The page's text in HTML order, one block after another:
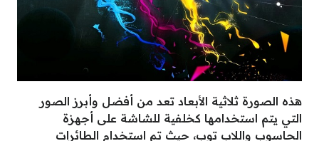
هذه الصورة ثلاثية الأبعاد تعد من أفضل وأبرز الصور
التي يتم استخدامها كخلفية للشاشة على أجهزة
الحاسوب واللاب توب، حيث تم استخدام الطائرات